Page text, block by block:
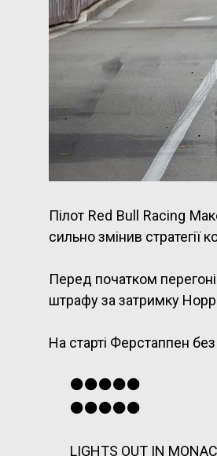
Пілот Red Bull Racing
сильно змінив стратегії
Перед початком
штрафу за затримку
На старті Ферстаппен
⚫️⚫️⚫️⚫️⚫️
⚫️⚫️⚫️⚫️⚫️
LIGHTS OUT IN